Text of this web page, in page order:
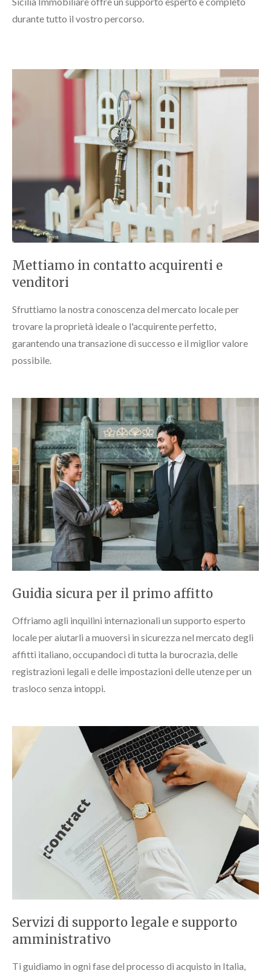
durante tutto il vostro percorso.
Mettiamo in contatto acquirenti e
venditori
Sfruttiamo la nostra conoscenza del mercato locale per
trovare la proprietà ideale o l'acquirente perfetto,
garantendo una transazione di successo e il miglior valore
possibile.
Guidia sicura per il primo affitto
Offriamo agli inquilini internazionali un supporto esperto
locale per aiutarli a muoversi in sicurezza nel mercato degli
affitti italiano, occupandoci di tutta la burocrazia, delle
registrazioni legali e delle impostazioni delle utenze per un
trasloco senza intoppi.
Servizi di supporto legale e supporto
amministrativo
Ti guidiamo in ogni fase del processo di acquisto in Italia,